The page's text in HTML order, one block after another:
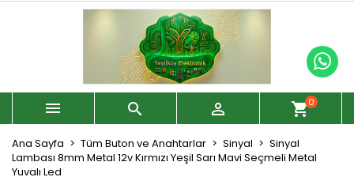
   shopping_cart0
Ana Sayfa Tüm Buton ve Anahtarlar Sinyal
Sinyal
Lambası 8mm Metal 12v Kırmızı Yeşil Sarı Mavi Seçmeli Metal
Yuvalı Led